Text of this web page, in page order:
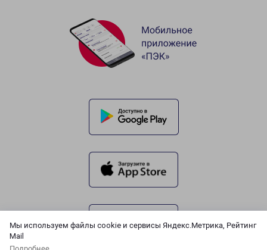
Мы используем файлы cookie и сервисы Яндекс.Метрика, Рейтинг
Mail